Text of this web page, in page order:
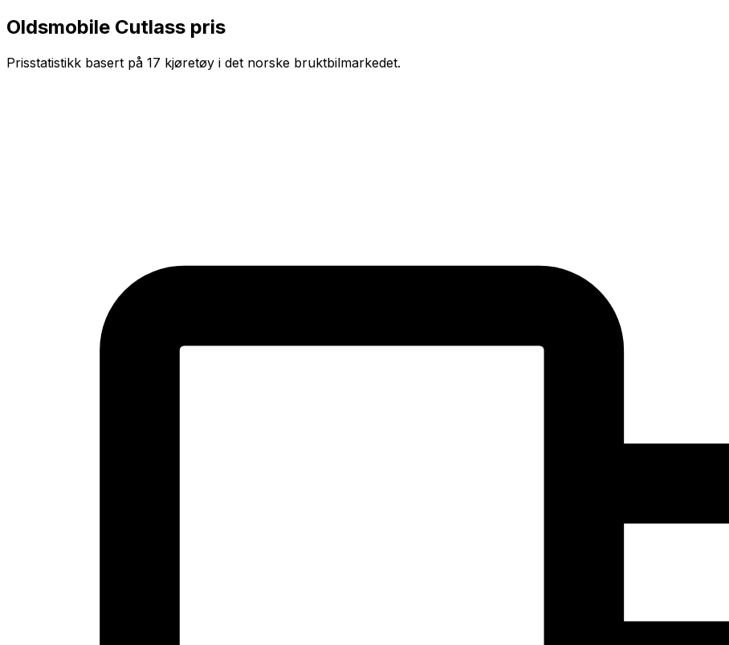
Oldsmobile Cutlass pris
Prisstatistikk basert på 17 kjøretøy i det norske bruktbilmarkedet.